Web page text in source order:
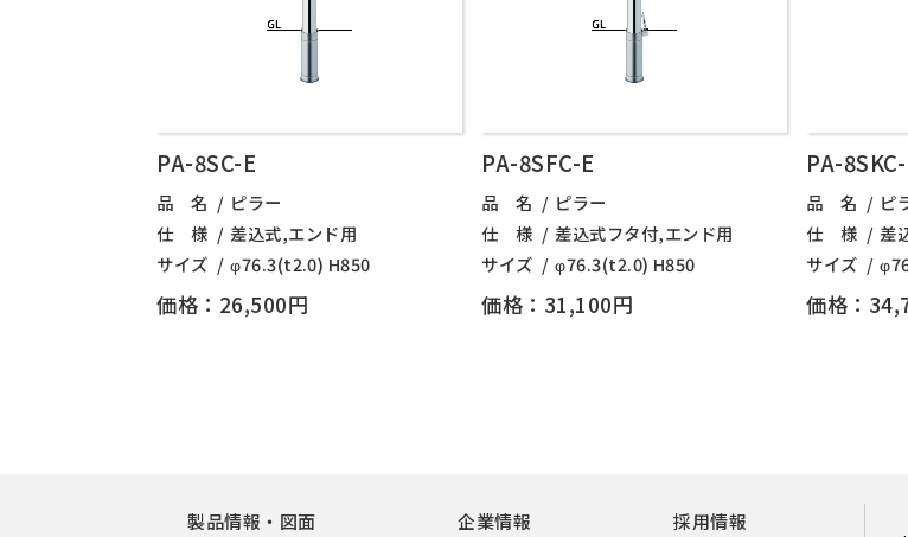
PA-8SC-E
品 名
ピラー
仕 様
差込式,エンド用
サイズ
φ76.3(t2.0) H850
価格：26,500円
PA-8SFC-E
品 名
ピラー
仕 様
差込式フタ付,エンド用
サイズ
φ76.3(t2.0) H850
価格：31,100円
PA-
品 名
ピ
仕 様
差
サイズ
価格：
製品情報・図面
企業情報
採用情報